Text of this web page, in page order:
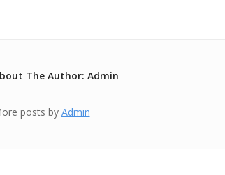
The Author: Admin
posts by Admin